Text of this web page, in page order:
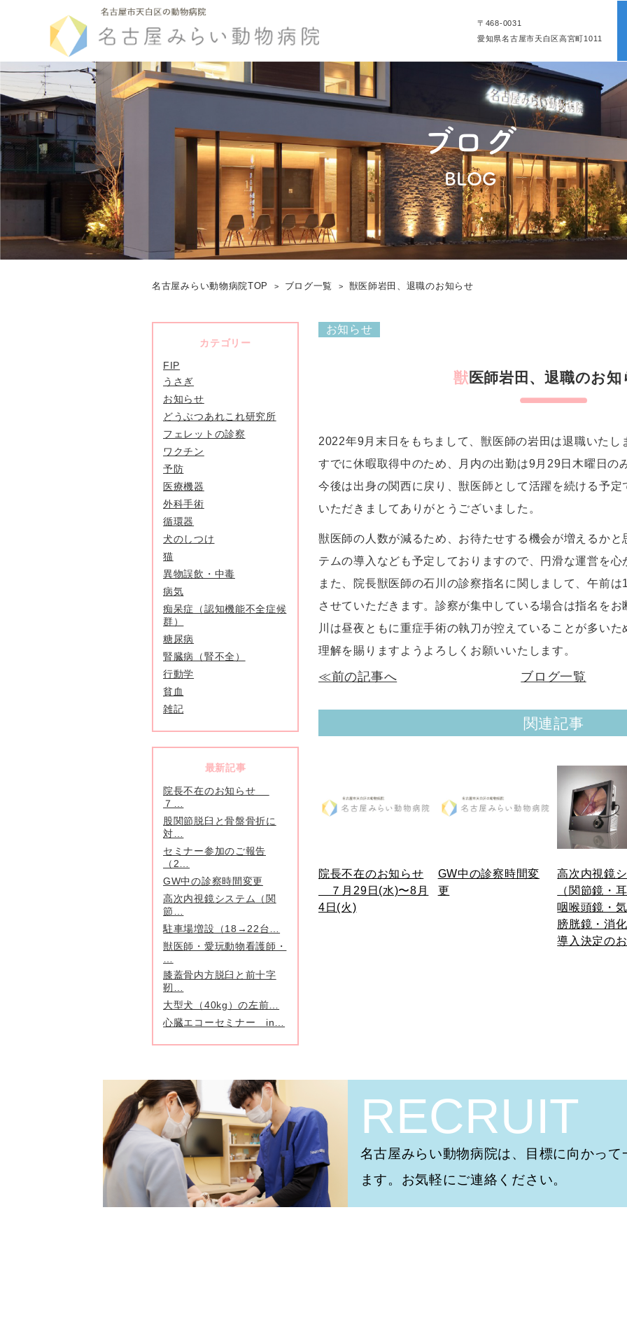
〒468-0031
愛知県名古屋市天白区高宮町1011
ブログ
BLOG
名古屋みらい動物病院TOP ブログ一覧 獣医師岩田、退職のお知らせ
お知らせ
獣医師岩田、退職のお
2022年9月末日をもちまして、獣医師の岩田は退職いたし
すでに休暇取得中のため、月内の出勤は9月29日木曜日の
今後は出身の関西に戻り、獣医師として活躍を続ける予
いただきましてありがとうございました。
獣医師の人数が減るため、お待たせする機会が増えるか
テムの導入なども予定しておりますので、円滑な運営を心
また、院長獣医師の石川の診察指名に関しまして、午前
させていただきます。診察が集中している場合は指名を
川は昼夜ともに重症手術の執刀が控えていることが多い
理解を賜りますようよろしくお願いいたします。
≪前の記事へ ブログ一覧
関連記事
院長不在のお知らせ
７月29日(水)〜8月
4日(火)
GW中の診察時間変
更
高次内視鏡
（関節鏡・
咽喉頭鏡・
膀胱鏡・消
導入決定の
カテゴリー
FIP
うさぎ
お知らせ
どうぶつあれこれ研究所
フェレットの診察
ワクチン
予防
医療機器
外科手術
循環器
犬のしつけ
猫
異物誤飲・中毒
病気
痴呆症（認知機能不全症候
群）
糖尿病
腎臓病（腎不全）
行動学
貧血
雑記
最新記事
院長不在のお知らせ
７…
股関節脱臼と骨盤骨折に
対…
セミナー参加のご報告
（2…
GW中の診察時間変更
高次内視鏡システム（関
節…
駐車場増設（18→22台…
獣医師・愛玩動物看護師・
膝蓋骨内方脱臼と前十字
靭…
大型犬（40kg）の左前…
心臓エコーセミナー in…
RECRUIT
名古屋みらい動物病院は、目標に向かっ
ます。お気軽にご連絡ください。